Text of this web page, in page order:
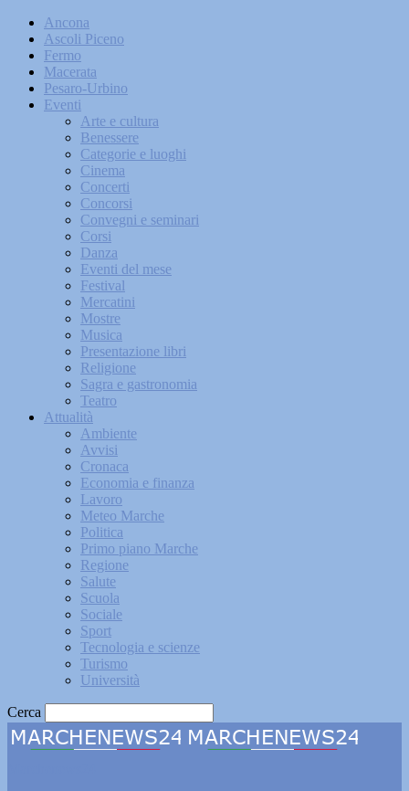
Ancona
Ascoli Piceno
Fermo
Macerata
Pesaro-Urbino
Eventi
Arte e cultura
Benessere
Categorie e luoghi
Cinema
Concerti
Concorsi
Convegni e seminari
Corsi
Danza
Eventi del mese
Festival
Mercatini
Mostre
Musica
Presentazione libri
Religione
Sagra e gastronomia
Teatro
Attualità
Ambiente
Avvisi
Cronaca
Economia e finanza
Lavoro
Meteo Marche
Politica
Primo piano Marche
Regione
Salute
Scuola
Sociale
Sport
Tecnologia e scienze
Turismo
Università
Cerca